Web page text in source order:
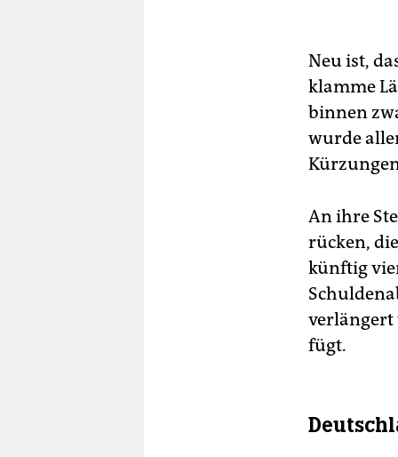
Neu ist,
klamme
binnen
wurde
An ihre
rücken,
künftig
verlängert
fügt.